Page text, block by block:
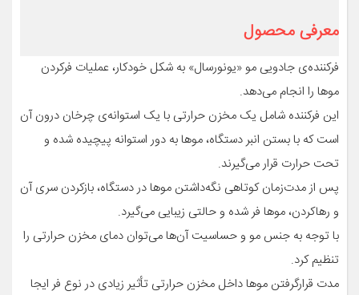
معرفی محصول
فرکننده‌ی جادویی مو «یونورسال» به شکل خودکار، عملیات فرکردن
موها را انجام می‌دهد.
این فرکننده شامل یک مخزن حرارتی با یک استوانه‌ی چرخان درون آن
است که با بستن انبر دستگاه، موها به دور استوانه پیچیده شده و
تحت حرارت قرار می‌گیرند.
پس از مدت‌زمان کوتاهی نگه‌داشتن موها در دستگاه، بازکردن سری آن
و رهاکردن، موها فر شده و حالتی زیبایی می‌گیرد.
با توجه به جنس مو و حساسیت آن‌ها می‌توان دمای مخزن حرارتی را
تنظیم کرد.
مدت قرارگرفتن موها داخل مخزن حرارتی تأثیر زیادی در نوع فر ایجا